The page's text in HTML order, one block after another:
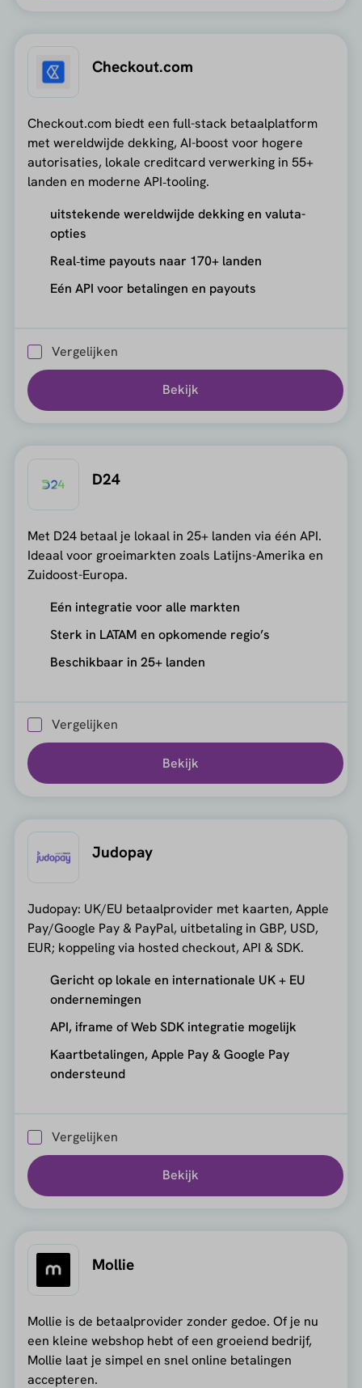
Checkout.com
Checkout.com biedt een full-stack betaalplatform
met wereldwijde dekking, AI-boost voor hogere
autorisaties, lokale creditcard verwerking in 55+
landen en moderne API‑tooling.
uitstekende wereldwijde dekking en valuta-
opties
Real‑time payouts naar 170+ landen
Eén API voor betalingen en payouts
Vergelijken
Bekijk
D24
Met D24 betaal je lokaal in 25+ landen via één API.
Ideaal voor groeimarkten zoals Latijns-Amerika en
Zuidoost-Europa.
Eén integratie voor alle markten
Sterk in LATAM en opkomende regio’s
Beschikbaar in 25+ landen
Vergelijken
Bekijk
Judopay
Judopay: UK/EU betaalprovider met kaarten, Apple
Pay/Google Pay & PayPal, uitbetaling in GBP, USD,
EUR; koppeling via hosted checkout, API & SDK.
Gericht op lokale en internationale UK + EU
ondernemingen
API, iframe of Web SDK integratie mogelijk
Kaartbetalingen, Apple Pay & Google Pay
ondersteund
Vergelijken
Bekijk
Mollie
Mollie is de betaalprovider zonder gedoe. Of je nu
een kleine webshop hebt of een groeiend bedrijf,
Mollie laat je simpel en snel online betalingen
accepteren.